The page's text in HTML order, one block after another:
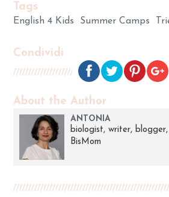
Tags
English 4 Kids Summer Camps
Condividi
About the Author
ANTONIA
biologist, writer,
BisMom